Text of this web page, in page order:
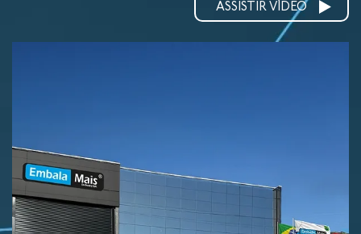
ASSISTIR VÍDEO